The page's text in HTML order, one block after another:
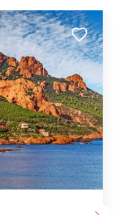
Wassernymphen
Zeit und sechs
Amalija.